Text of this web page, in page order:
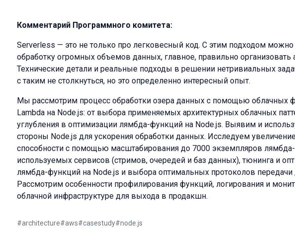
Комментарий Программного комитета:
Serverless — это не только про легковесный код. С этим подходом можно
обработку огромных объемов данных, главное, правильно организовать
Технические детали и реальные подходы в решении нетривиальных
с таким не столкнуться, но это определенно интересный опыт.
Мы рассмотрим процесс обработки озера данных с помощью облачных
Lambda на Node.js: от выбора применяемых архитектурных облачных
углубления в оптимизации лямбда-функций на Node.js. Выявим и
стороны Node.js для ускорения обработки данных. Исследуем
способности с помощью масштабирования до 7000 экземпляров
используемых сервисов (стримов, очередей и баз данных), тюнинга и
лямбда-функций на Node.js и выбора оптимальных протоколов передачи
Рассмотрим особенности профилирования функций, логирования и
облачной инфраструктуре для выхода в продакшн.
#architecture#aws#casestudy#node.js